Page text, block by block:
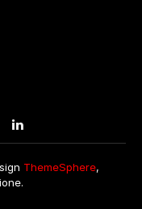
LinkedIn
ThemeSphere,